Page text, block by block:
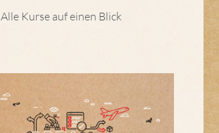
Alle Kurse auf einen Blick